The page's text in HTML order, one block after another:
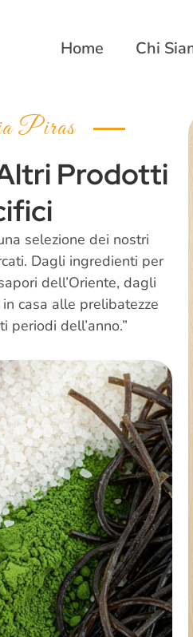
Home Chi
Piras
Prodotti
selezione dei nostri
Dagli ingredienti per
dell’Oriente, dagli
casa alle prelibatezze
periodi dell’anno.”